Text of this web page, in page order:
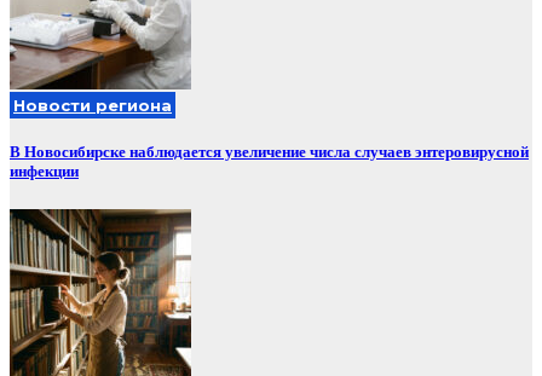
Новости региона
В Новосибирске наблюдается увеличение числа случаев энтеровирусной
инфекции